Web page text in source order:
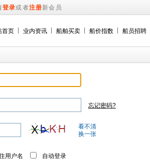
登录或者注册新会员
首页 业内资讯 船舶买卖 船价指数 船员招聘
忘记密码?
看不清
换一张
用户名 自动登录